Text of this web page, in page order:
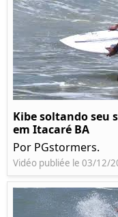
Kibe soltando seu
em Itacaré BA
Por PGstormers.
Vidéo publiée le 03/12/